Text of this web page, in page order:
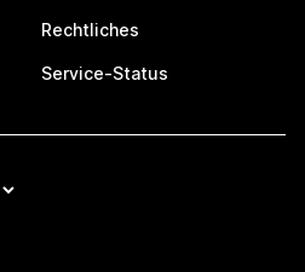
Rechtliches
Service-Status